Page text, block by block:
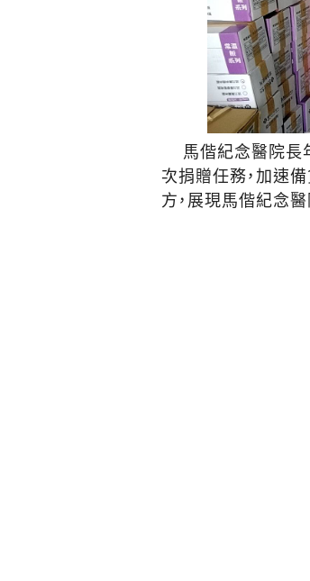
馬偕紀念醫院長年
次捐贈任務，加速
方，展現馬偕紀念